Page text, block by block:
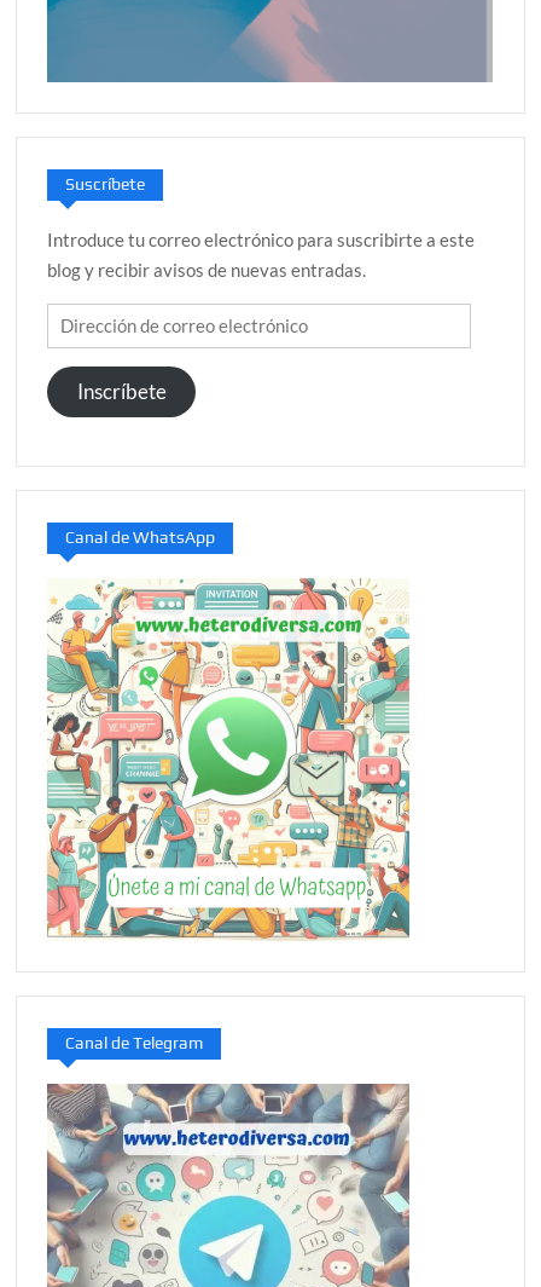
Suscríbete
Introduce tu correo electrónico para suscribirte a este
blog y recibir avisos de nuevas entradas.
Dirección
de
correo
electrónico
Inscríbete
Canal de WhatsApp
Canal de Telegram